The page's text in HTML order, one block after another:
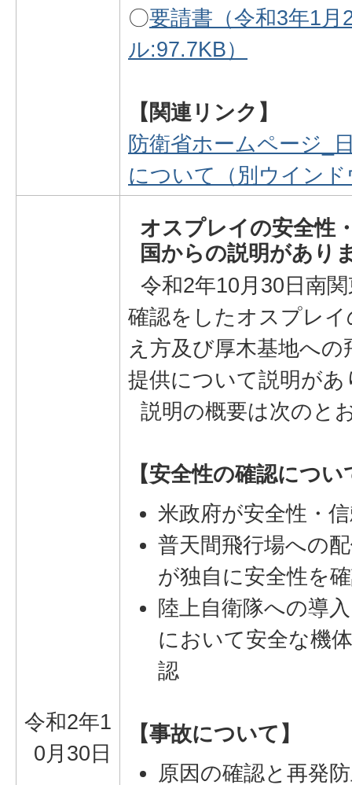
〇要請書（令和3年1
ル:97.7KB）
【関連リンク】
防衛省ホームページ_
について（別ウイン
令和2年1
0月30日
オスプレイの安全性
国からの説明があり
令和2年10月30日南
確認をしたオスプレ
え方及び厚木基地へ
提供について説明が
説明の概要は次のと
【安全性の確認につい
米政府が安全性・
普天間飛行場への
が独自に安全性を
陸上自衛隊への導
において安全な機
認
【事故について】
原因の確認と再発